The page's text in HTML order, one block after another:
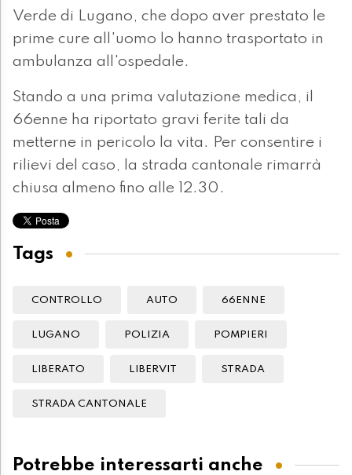
Verde di Lugano, che dopo aver prestato le
prime cure all'uomo lo hanno trasportato in
ambulanza all'ospedale.
Stando a una prima valutazione medica, il
66enne ha riportato gravi ferite tali da
metterne in pericolo la vita. Per consentire i
rilievi del caso, la strada cantonale rimarrà
chiusa almeno fino alle 12.30.
Tags
CONTROLLO AUTO 66ENNE
LUGANO POLIZIA POMPIERI
LIBERATO LIBERVIT STRADA
STRADA CANTONALE
Potrebbe interessarti anche